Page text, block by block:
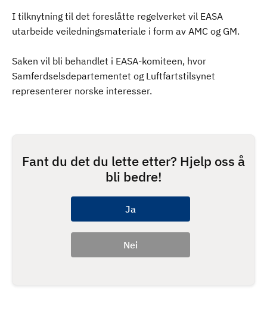
I tilknytning til det foreslåtte regelverket vil EASA
utarbeide veiledningsmateriale i form av AMC og GM.
Saken vil bli behandlet i EASA-komiteen, hvor
Samferdselsdepartementet og Luftfartstilsynet
representerer norske interesser.
Fant du det du lette etter? Hjelp oss å
bli bedre!